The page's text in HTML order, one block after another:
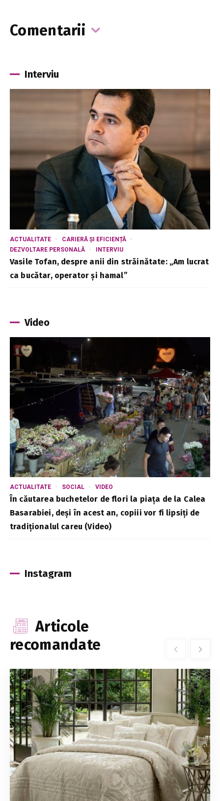
Comentarii
Interviu
ACTUALITATE
CARIERĂ ȘI EFICIENȚĂ
DEZVOLTARE PERSONALĂ
INTERVIU
Vasile Tofan, despre anii din străinătate: „Am lucrat
ca bucătar, operator și hamal”
Video
ACTUALITATE SOCIAL VIDEO
În căutarea buchetelor de flori la piața de la Calea
Basarabiei, deși în acest an, copiii vor fi lipsiți de
tradiționalul careu (Video)
Instagram
Articole
recomandate